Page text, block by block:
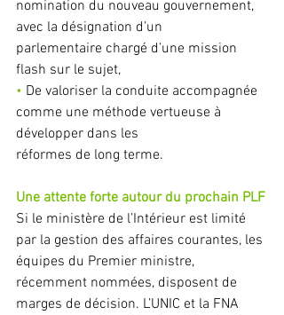
nomination du nouveau gouvernement,
avec la désignation d’un
parlementaire chargé d’une mission
flash sur le sujet,
• De valoriser la conduite accompagnée
comme une méthode vertueuse à
développer dans les
réformes de long terme.
Une attente forte autour du prochain PLF
Si le ministère de l’Intérieur est limité
par la gestion des affaires courantes, les
équipes du Premier ministre,
récemment nommées, disposent de
marges de décision. L’UNIC et la FNA